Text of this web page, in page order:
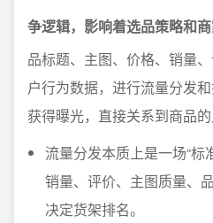
争逻辑，影响着选品策略和商
品标题、主图、价格、销量
户行为数据，进行流量分发
获得曝光，直接关系到商品的
流量分发本质上是一场“标
销量、评价、主图质量、
决定货架排名。